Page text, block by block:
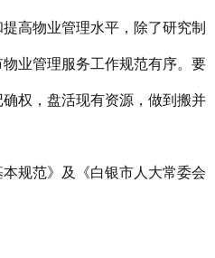
高物业管理水平，除了研究制
业管理服务工作规范有序。要
权，盘活现有资源，做到搬并
规范》及《白银市人大常委会